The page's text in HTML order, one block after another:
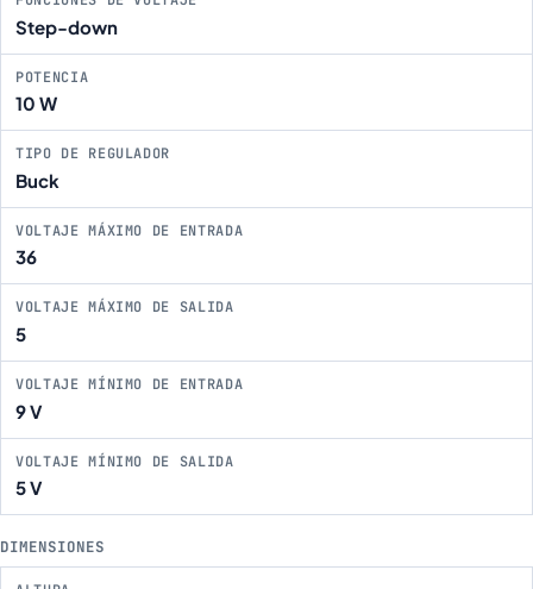
Step-down
POTENCIA
10 W
TIPO DE REGULADOR
Buck
VOLTAJE MÁXIMO DE ENTRADA
36
VOLTAJE MÁXIMO DE SALIDA
5
VOLTAJE MÍNIMO DE ENTRADA
9 V
VOLTAJE MÍNIMO DE SALIDA
5 V
DIMENSIONES